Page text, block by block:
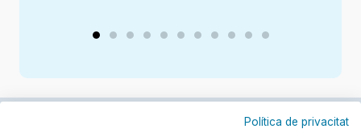
Política de privacitat